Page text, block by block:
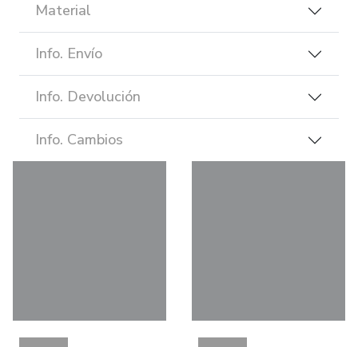
Material
Info. Envío
Info. Devolución
Info. Cambios